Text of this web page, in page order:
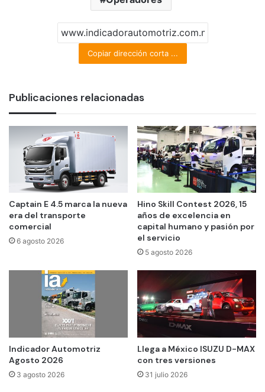
Copiar dirección corta ...
Publicaciones relacionadas
Captain E 4.5 marca la nueva
era del transporte
comercial
6 agosto 2026
Hino Skill Contest 2026, 15
años de excelencia en
capital humano y pasión por
el servicio
5 agosto 2026
Indicador Automotriz
Agosto 2026
3 agosto 2026
Llega a México ISUZU D-MAX
con tres versiones
31 julio 2026